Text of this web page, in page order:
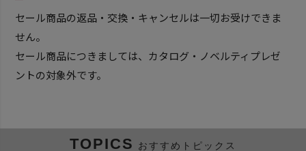
セール商品の返品・交換・キャンセルは一切お受けできま
せん。
セール商品につきましては、カタログ・ノベルティプレゼ
ントの対象外です。
TOPICS おすすめトピックス